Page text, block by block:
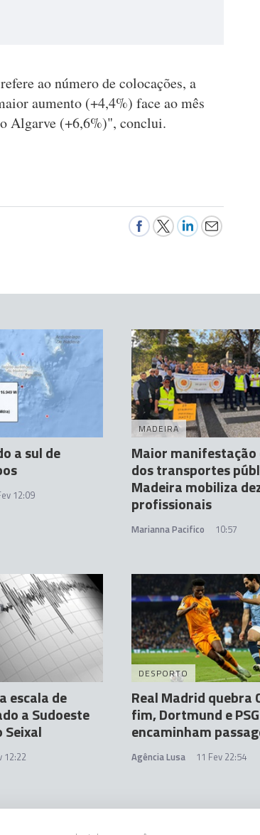
ao número de colocações, a
aumento (+4,4%) face ao mês
Algarve (+6,6%)", conclui.
a sul de
12:09
MADEIRA
Maior manifestação
dos transportes
Madeira mobiliza
profissionais
Marianna Pacifico 10:57
escala de
a Sudoeste
Seixal
12:22
DESPORTO
Real Madrid quebra
fim, Dortmund e PSG
encaminham
Agência Lusa 11 Fev 22:54